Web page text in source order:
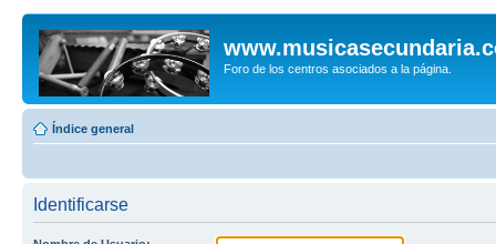
Foro de los centros asociados a la página.
Índice general
Identificarse